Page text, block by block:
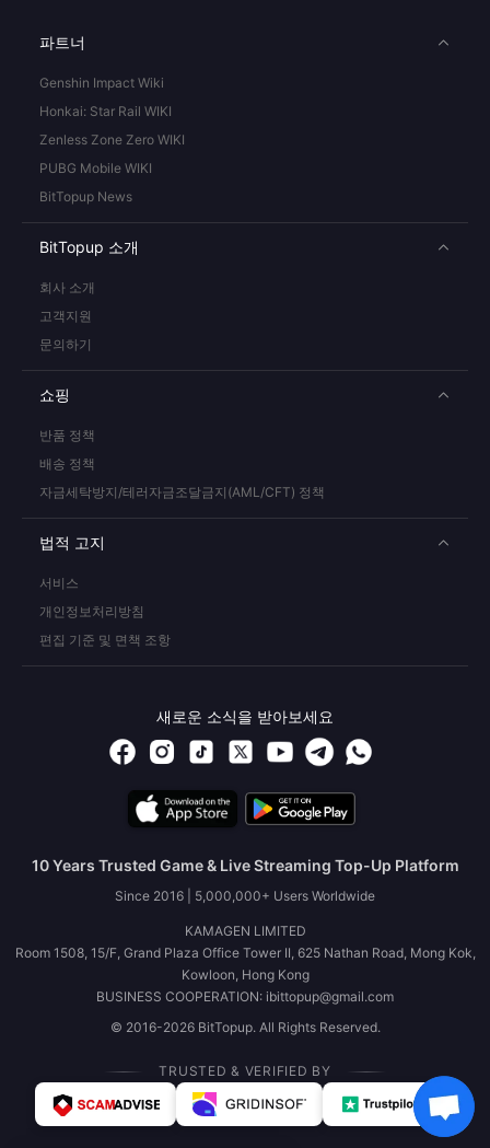
파트너
Genshin Impact Wiki
Honkai: Star Rail WIKI
Zenless Zone Zero WIKI
PUBG Mobile WIKI
BitTopup News
BitTopup 소개
회사 소개
고객지원
문의하기
쇼핑
반품 정책
배송 정책
자금세탁방지/테러자금조달금지(AML/CFT) 정책
법적 고지
서비스
개인정보처리방침
편집 기준 및 면책 조항
새로운 소식을 받아보세요
10 Years Trusted Game & Live Streaming Top-Up Platform
Since 2016 | 5,000,000+ Users Worldwide
KAMAGEN LIMITED
Room 1508, 15/F, Grand Plaza Office Tower II, 625 Nathan Road, Mong Kok,
Kowloon, Hong Kong
BUSINESS COOPERATION: ibittopup@gmail.com
© 2016-2026 BitTopup. All Rights Reserved.
TRUSTED & VERIFIED BY